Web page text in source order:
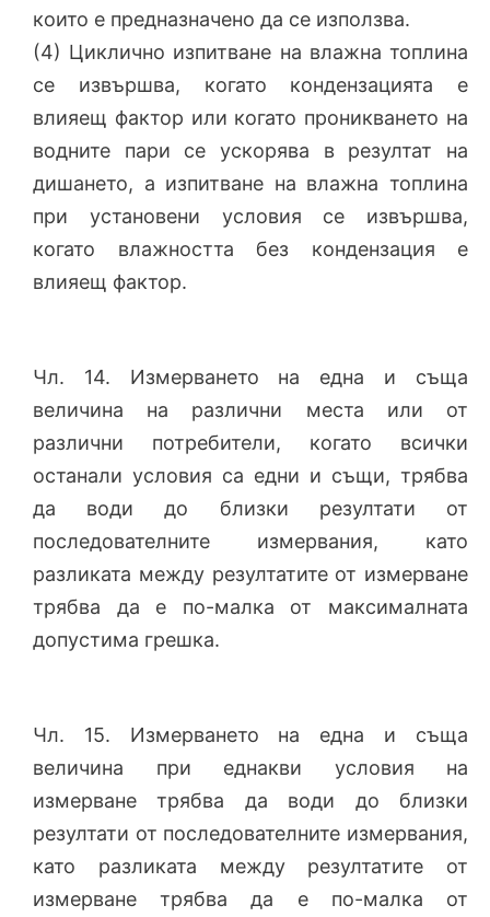
които е предназначено да се използва.
(4) Циклично изпитване на влажна топлина
се извършва, когато кондензацията е
влияещ фактор или когато проникването на
водните пари се ускорява в резултат на
дишането, а изпитване на влажна топлина
при установени условия се извършва,
когато влажността без кондензация е
влияещ фактор.
Чл. 14. Измерването на една и съща
величина на различни места или от
различни потребители, когато всички
останали условия са едни и същи, трябва
да води до близки резултати от
последователните измервания, като
разликата между резултатите от измерване
трябва да е по-малка от максималната
допустима грешка.
Чл. 15. Измерването на една и съща
величина при еднакви условия на
измерване трябва да води до близки
резултати от последователните измервания,
като разликата между резултатите от
измерване трябва да е по-малка от